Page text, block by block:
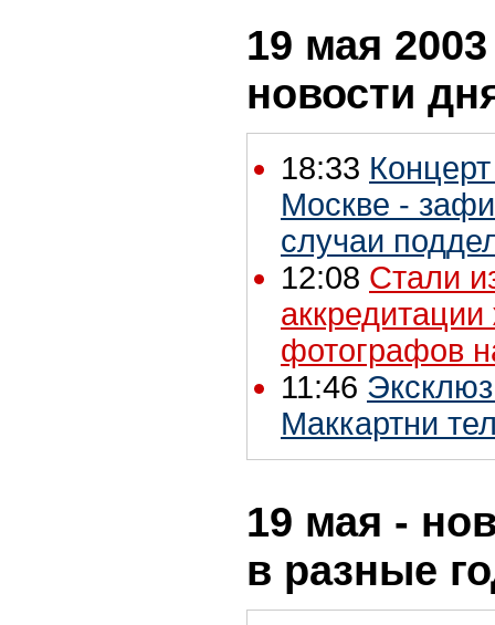
19 мая
новости
18:33
Москве -
случаи
12:08 Стали
фотографов
11:46
Маккартни
19 мая -
в разные